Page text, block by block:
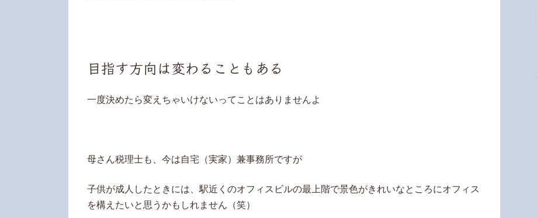
目指す方向は変わることもある
一度決めたら変えちゃいけないってことはありませんよ
母さん税理士も、今は自宅（実家）兼事務所ですが
子供が成人したときには、駅近くのオフィスビルの最上階で景色がきれいなところにオフィス
を構えたいと思うかもしれません（笑）